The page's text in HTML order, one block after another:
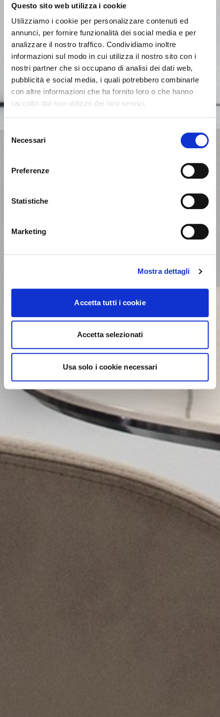
Questo sito web utilizza i cookie
Utilizziamo i cookie per personalizzare contenuti ed
annunci, per fornire funzionalità dei social media e per
analizzare il nostro traffico. Condividiamo inoltre
informazioni sul modo in cui utilizza il nostro sito con i
nostri partner che si occupano di analisi dei dati web,
pubblicità e social media, i quali potrebbero combinarle
con altre informazioni che ha fornito loro o che hanno
raccolto dal suo utilizzo dei loro servizi.
delNecessari
Preferenze
Statistiche
Marketing
Mostra dettagli
Accetta tutti i cookie
Accetta selezionati
Usa solo i cookie necessari
Seems like you’re browsing from Close
International. Would you like to switch to the site in